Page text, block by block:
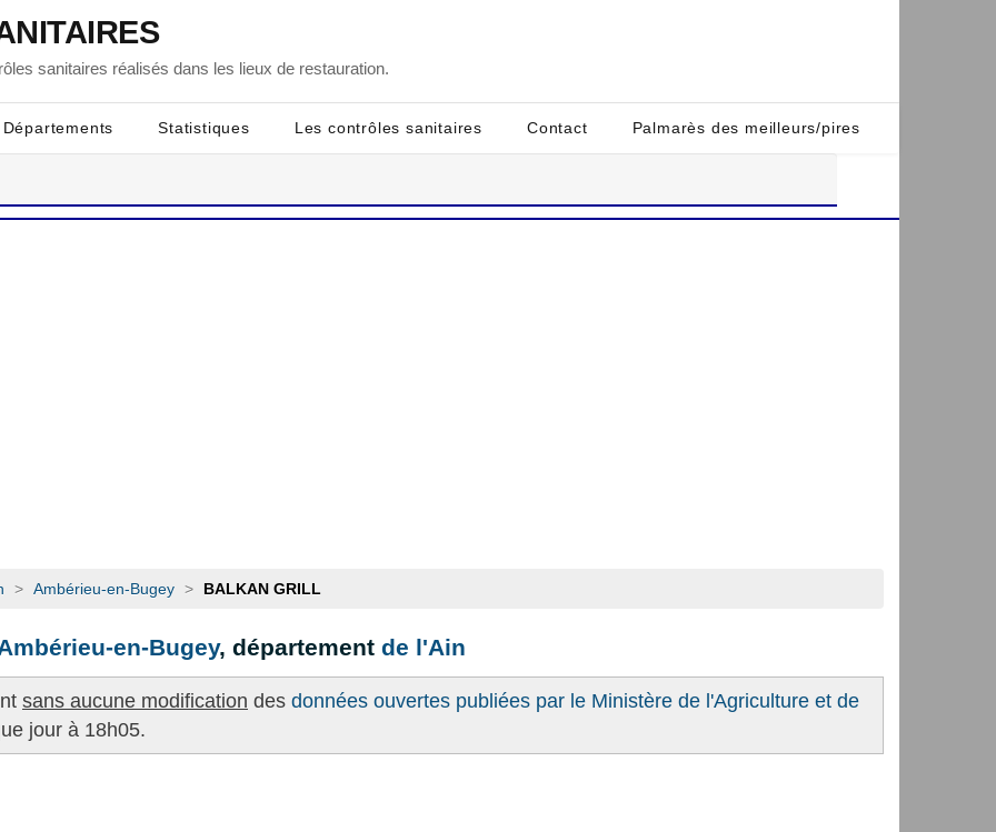
sanitaires réalisés dans les lieux de restauration.
Départements Statistiques Les contrôles sanitaires Contact Palmarès des meilleurs/pires
> Ambérieu-en-Bugey > BALKAN GRILL
en-Bugey, département de l'Ain
sans aucune modification des données ouvertes publiées par le Ministère de l'Agriculture et de
jour à 18h05.